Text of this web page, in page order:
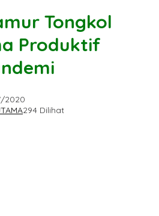
Tongkol
Produktif
2020
294 Dilihat